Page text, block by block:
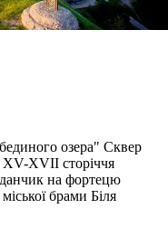
озера" Сквер
XV-XVII сторіччя
на фортецю
брами Біля